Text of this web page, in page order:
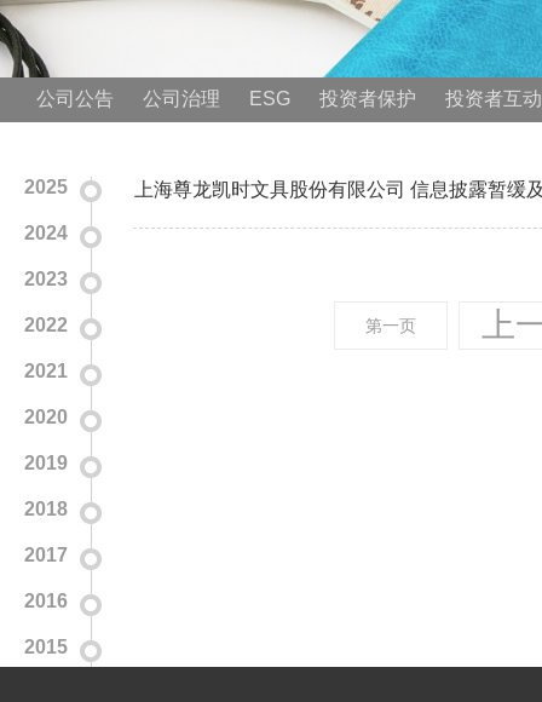
公司公告 公司治理 ESG 投资者保护 投资者互动
2025
2024
2023
2022
2021
2020
2019
2018
2017
2016
2015
上海尊龙凯时文具股份有限公司 信息披露暂缓
第一页 上